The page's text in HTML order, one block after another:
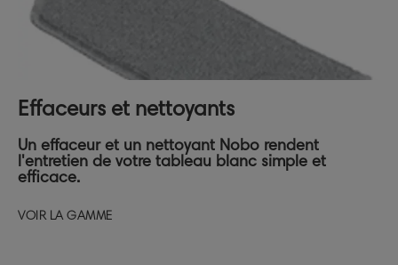
Effaceurs et nettoyants
Un effaceur et un nettoyant Nobo rendent
l'entretien de votre tableau blanc simple et
efficace.
VOIR LA GAMME